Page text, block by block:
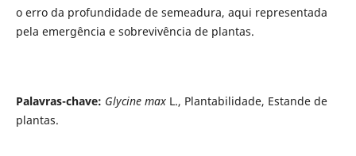
o erro da profundidade de semeadura, aqui representada
pela emergência e sobrevivência de plantas.
Palavras-chave: Glycine maxL., Plantabilidade, Estande de
plantas.